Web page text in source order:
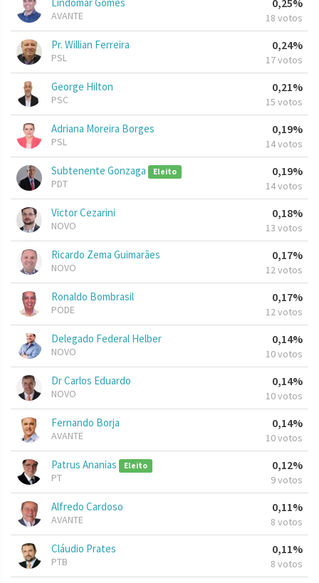
AVANTE
0,25%
18 votos
Pr. Willian Ferreira
PSL
0,24%
17 votos
George Hilton
PSC
0,21%
15 votos
Adriana Moreira Borges
PSL
0,19%
14 votos
Subtenente Gonzaga Eleito
PDT
0,19%
14 votos
Victor Cezarini
NOVO
0,18%
13 votos
Ricardo Zema Guimarães
NOVO
0,17%
12 votos
Ronaldo Bombrasil
PODE
0,17%
12 votos
Delegado Federal Helber
NOVO
0,14%
10 votos
Dr Carlos Eduardo
NOVO
0,14%
10 votos
Fernando Borja
AVANTE
0,14%
10 votos
Patrus Ananias Eleito
PT
0,12%
9 votos
Alfredo Cardoso
AVANTE
0,11%
8 votos
Cláudio Prates
PTB
0,11%
8 votos